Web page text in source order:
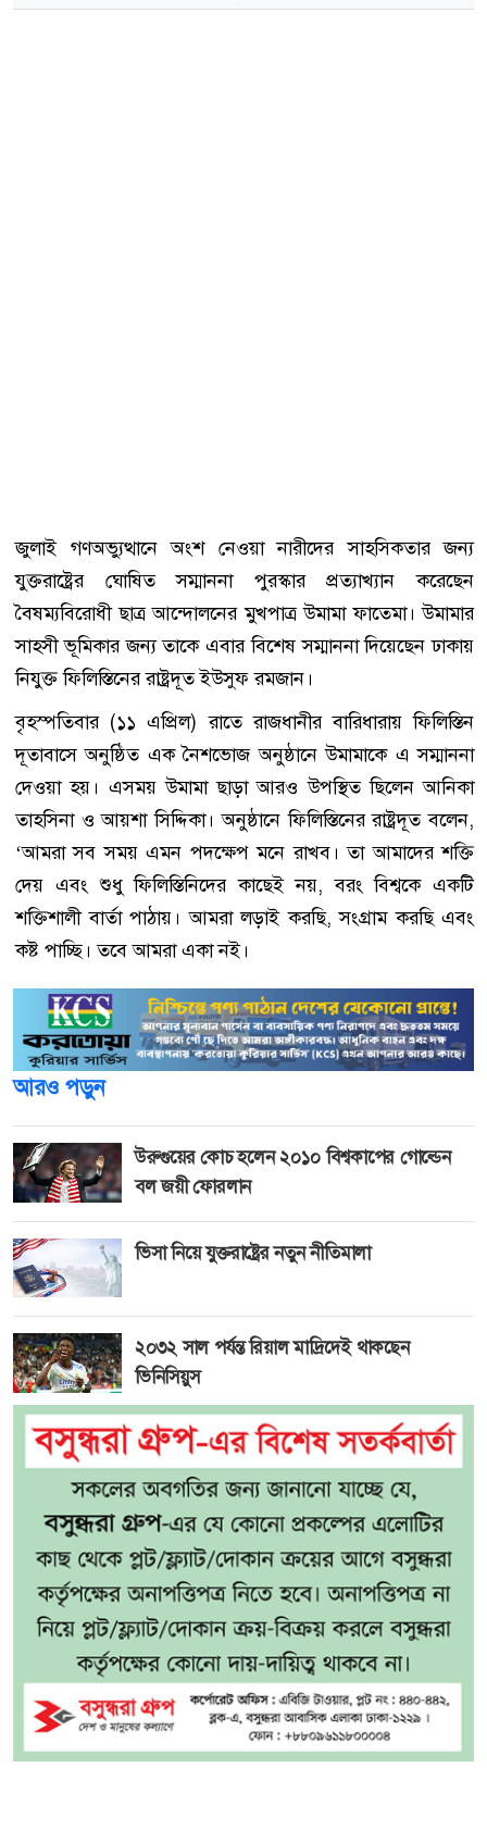
জুলাই গণঅভ্যুত্থানে অংশ নেওয়া নারীদের সাহসিকতার জন্য
যুক্তরাষ্ট্রের ঘোষিত সম্মাননা পুরস্কার প্রত্যাখ্যান করেছেন
বৈষম্যবিরোধী ছাত্র আন্দোলনের মুখপাত্র উমামা ফাতেমা। উমামার
সাহসী ভূমিকার জন্য তাকে এবার বিশেষ সম্মাননা দিয়েছেন ঢাকায়
নিযুক্ত ফিলিস্তিনের রাষ্ট্রদূত ইউসুফ রমজান।
বৃহস্পতিবার (১১ এপ্রিল) রাতে রাজধানীর বারিধারায় ফিলিস্তিন
দূতাবাসে অনুষ্ঠিত এক নৈশভোজ অনুষ্ঠানে উমামাকে এ সম্মাননা
দেওয়া হয়। এসময় উমামা ছাড়া আরও উপস্থিত ছিলেন আনিকা
তাহসিনা ও আয়শা সিদ্দিকা। অনুষ্ঠানে ফিলিস্তিনের রাষ্ট্রদূত বলেন,
‘আমরা সব সময় এমন পদক্ষেপ মনে রাখব। তা আমাদের শক্তি
দেয় এবং শুধু ফিলিস্তিনিদের কাছেই নয়, বরং বিশ্বকে একটি
শক্তিশালী বার্তা পাঠায়। আমরা লড়াই করছি, সংগ্রাম করছি এবং
কষ্ট পাচ্ছি। তবে আমরা একা নই।
আরও পড়ুন
উরুগুয়ের কোচ হলেন ২০১০ বিশ্বকাপের গোল্ডেন
বল জয়ী ফোরলান
ভিসা নিয়ে যুক্তরাষ্ট্রের নতুন নীতিমালা
২০৩২ সাল পর্যন্ত রিয়াল মাদ্রিদেই থাকছেন
ভিনিসিয়ুস